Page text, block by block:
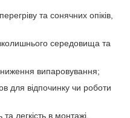
та сонячних опіків,
середовища та
випаровування;
відпочинку чи роботи
легкість в монтажі.